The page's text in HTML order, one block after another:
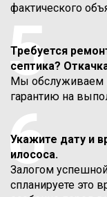
фактического
5
Требуется
септика?
Мы обслуживаем
гарантию на
6
Укажите дату и
илососа.
Залогом
спланируете это